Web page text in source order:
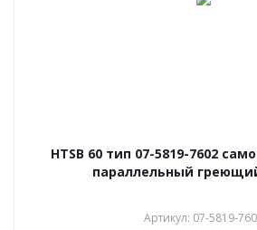
НТSB 60 тип 07-5819-7602
параллельный
Артикул: 07-5819-